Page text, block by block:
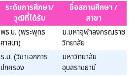
ระดับการศึกษา/
วุฒิที่ได้รับ
ชื่อสถานศึกษา /
สาขา
พธ.บ. (พระพุทธ
ศาสนา)
ม.มหาจุฬาลงกรณราช
วิทยาลัย
ร.ม. (วิชาเอกการ
ปกครอง
มหาวิทยาลัย
อุบลราชธานี